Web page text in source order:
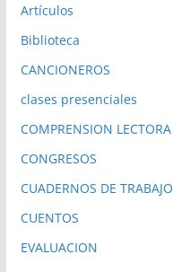
Artículos
Biblioteca
CANCIONEROS
clases presenciales
COMPRENSION LECTORA
CONGRESOS
CUADERNOS DE TRABAJO
CUENTOS
EVALUACION